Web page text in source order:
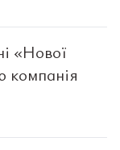
«Нової
компанія